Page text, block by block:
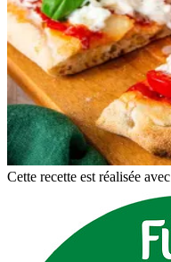
Cette recette est réalisée avec